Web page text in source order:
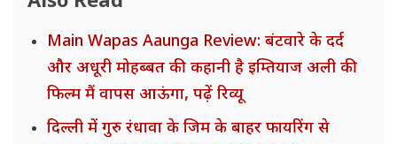
Main Wapas Aaunga Review: बंटवारे के दर्द
और अधूरी मोहब्बत की कहानी है इम्तियाज अली की
फिल्म मैं वापस आऊंगा, पढ़ें रिव्यू
दिल्ली में गुरु रंधावा के जिम के बाहर फायरिंग से